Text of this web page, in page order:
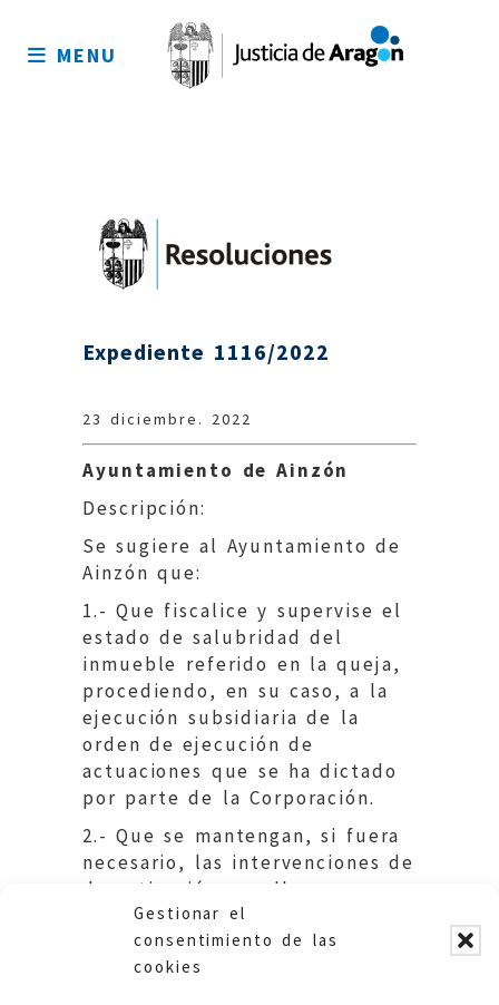
Gestionar el
consentimiento de las
cookies
sitio
MENU
Expediente 1116/2022
23 diciembre. 2022
Ayuntamiento de Ainzón
Descripción:
Se sugiere al Ayuntamiento de
Ainzón que:
1.- Que fiscalice y supervise el
estado de salubridad del
inmueble referido en la queja,
procediendo, en su caso, a la
ejecución subsidiaria de la
orden de ejecución de
actuaciones que se ha dictado
por parte de la Corporación.
2.- Que se mantengan, si fuera
necesario, las intervenciones de
desratización que llevan
ejecutando el Ayuntamiento.